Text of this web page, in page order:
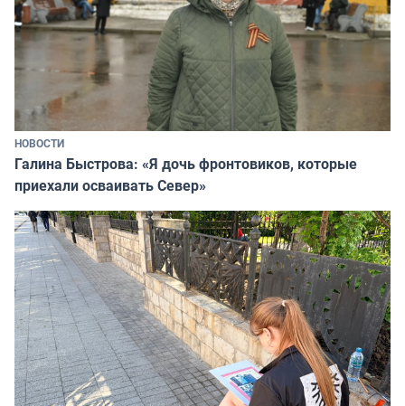
НОВОСТИ
Галина Быстрова: «Я дочь фронтовиков, которые
приехали осваивать Север»